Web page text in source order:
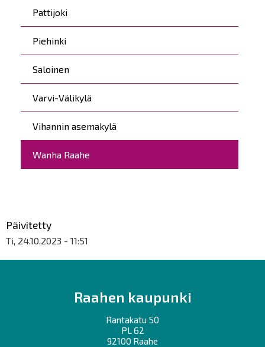
Pattijoki
Piehinki
Saloinen
Varvi-Välikylä
Vihannin asemakylä
Wanha Raahe
Päivitetty
Ti, 24.10.2023 - 11:51
Raahen kaupunki
Rantakatu 50
PL 62
92100 Raahe